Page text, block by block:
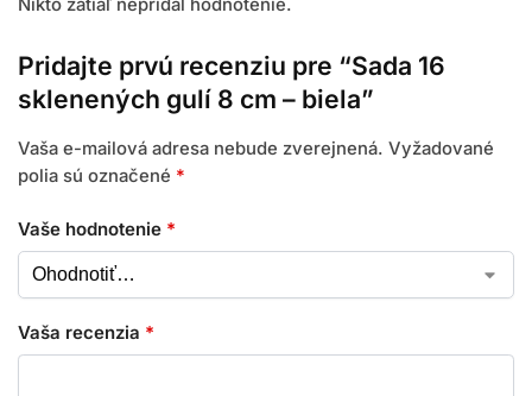
Pridajte prvú recenziu pre “Sada 16
sklenených gulí 8 cm – biela”
Vaša e-mailová adresa nebude zverejnená. Vyžadované
polia sú označené *
Vaše hodnotenie *
Vaša recenzia *